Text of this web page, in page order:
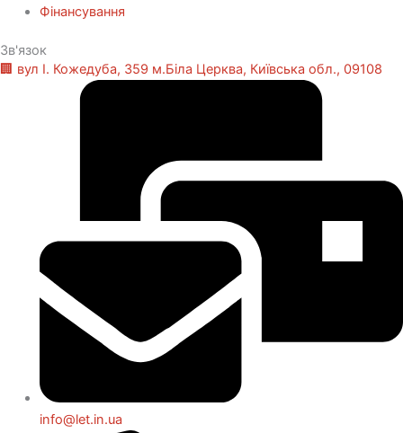
Фінансування
Зв'язок
🏢 вул І. Кожедуба, 359 м.Біла Церква, Київська обл., 09108
info@let.in.ua